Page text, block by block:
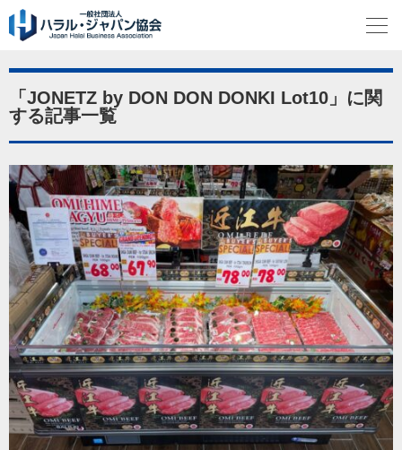
「JONETZ by DON DON DONKI Lot10」に関
する記事一覧